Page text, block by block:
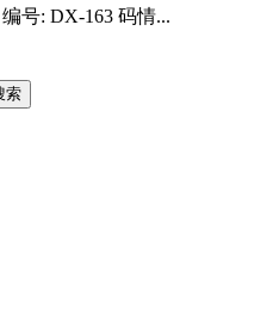
号: DX-163 码情...
索